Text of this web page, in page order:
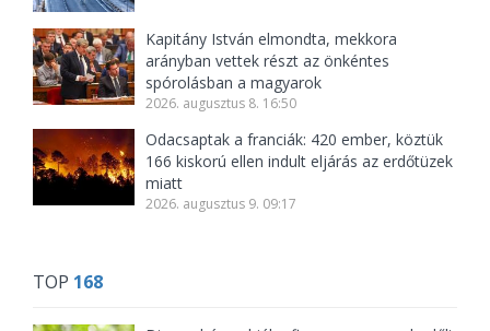
Kapitány István elmondta, mekkora
arányban vettek részt az önkéntes
spórolásban a magyarok
2026. augusztus 8. 16:50
Odacsaptak a franciák: 420 ember, köztük
166 kiskorú ellen indult eljárás az erdőtüzek
miatt
2026. augusztus 9. 09:17
TOP 168